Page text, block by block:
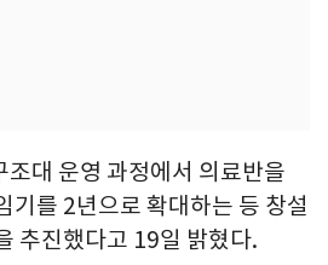
대 운영 과정에서 의료반을
기를 2년으로 확대하는 등 창설
추진했다고 19일 밝혔다.